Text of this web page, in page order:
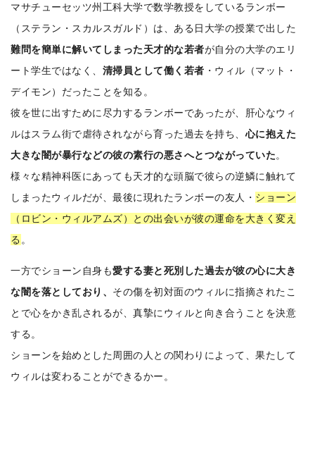
マサチューセッツ州工科大学で数学教授をしているランボー
（ステラン・スカルスガルド）は、ある日大学の授業で出した
難問を簡単に解いてしまった天才的な若者が自分の大学のエリ
ート学生ではなく、 清掃員として働く若者 ・ウィル（マット・
デイモン）だったことを知る。
彼を世に出すために尽力するランボーであったが、肝心なウィ
ルはスラム街で虐待されながら育った過去を持ち、 心に抱えた
大きな闇が暴行などの彼の素行の悪さへとつながっていた。
様々な精神科医にあっても天才的な頭脳で彼らの逆鱗に触れて
しまったウィルだが、最後に現れたランボーの友人・ ショーン
（ロビン・ウィルアムズ）との出会いが彼の運命を大きく変え
る 。
一方でショーン自身も愛する妻と死別した過去が彼の心に大き
な闇を落としており、 その傷を初対面のウィルに指摘されたこ
とで心をかき乱されるが、真摯にウィルと向き合うことを決意
する。
ショーンを始めとした周囲の人との関わりによって、果たして
ウィルは変わることができるかー。